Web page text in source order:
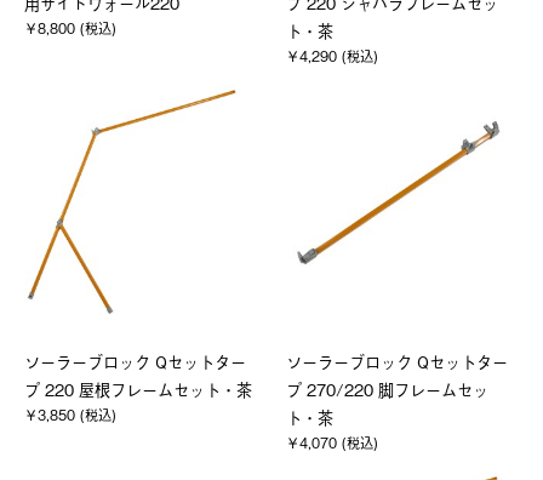
￥8,800 (税込)
ト・茶
￥4,290 (税込)
ソーラーブロック Qセットター
プ 220 屋根フレームセット・茶
￥3,850 (税込)
ソーラーブロック Qセットター
プ 270/220 脚フレームセッ
ト・茶
￥4,070 (税込)